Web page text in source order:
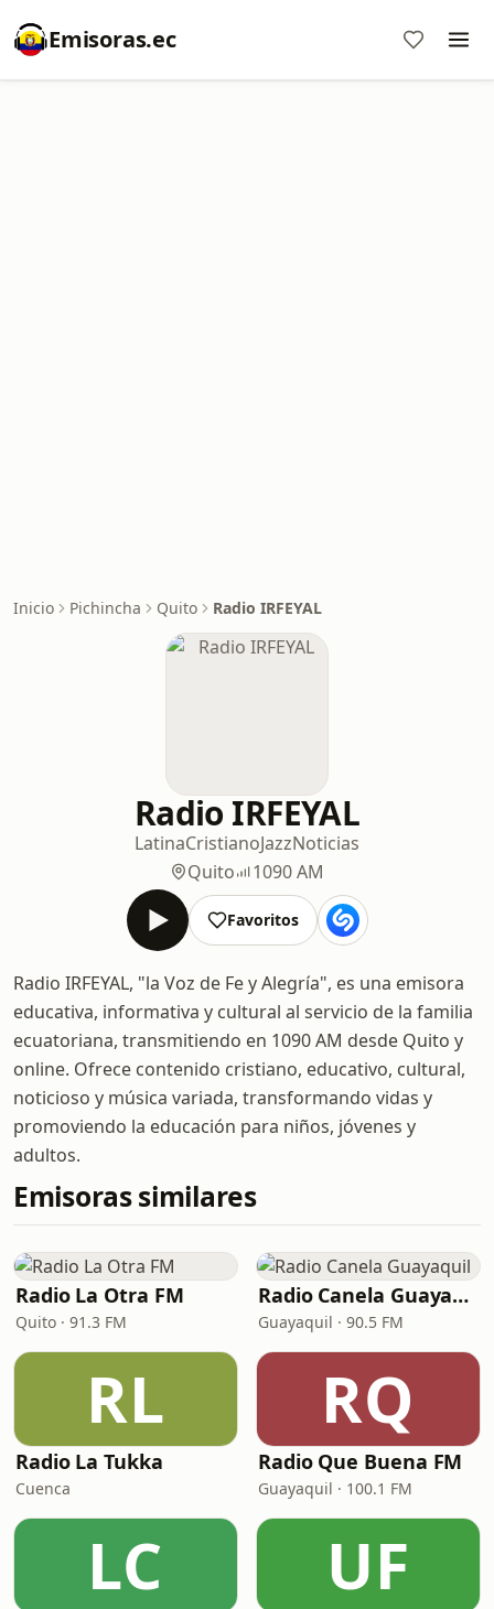
Emisoras.ec
Inicio Pichincha Quito Radio IRFEYAL
Radio IRFEYAL
LatinaCristianoJazzNoticias
Quito
1090 AM
Favoritos
Radio IRFEYAL, "la Voz de Fe y Alegría", es una emisora
educativa, informativa y cultural al servicio de la familia
ecuatoriana, transmitiendo en 1090 AM desde Quito y
online. Ofrece contenido cristiano, educativo, cultural,
noticioso y música variada, transformando vidas y
promoviendo la educación para niños, jóvenes y
adultos.
Emisoras similares
Radio La Otra FM
Quito · 91.3 FM
Radio Canela Guayaquil
Guayaquil · 90.5 FM
RL
Radio La Tukka
Cuenca
RQ
Radio Que Buena FM
Guayaquil · 100.1 FM
LC UF